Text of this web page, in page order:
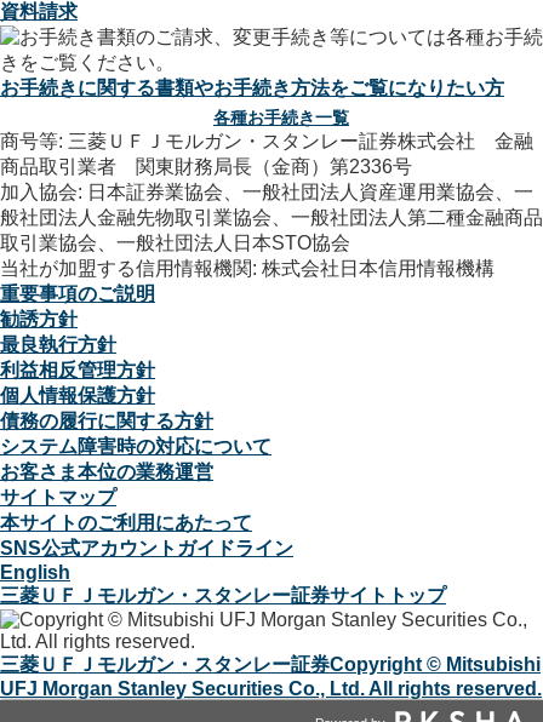
資料請求
お手続きに関する書類やお手続き方法をご覧になりたい方
各種お手続き一覧
商号等: 三菱ＵＦＪモルガン・スタンレー証券株式会社 金融
商品取引業者 関東財務局長（金商）第2336号
加入協会: 日本証券業協会、一般社団法人資産運用業協会、一
般社団法人金融先物取引業協会、一般社団法人第二種金融商品
取引業協会、一般社団法人日本STO協会
当社が加盟する信用情報機関: 株式会社日本信用情報機構
重要事項のご説明
勧誘方針
最良執行方針
利益相反管理方針
個人情報保護方針
債務の履行に関する方針
システム障害時の対応について
お客さま本位の業務運営
サイトマップ
本サイトのご利用にあたって
SNS公式アカウントガイドライン
English
三菱ＵＦＪモルガン・スタンレー証券サイトトップ
三菱ＵＦＪモルガン・スタンレー証券Copyright © Mitsubishi
UFJ Morgan Stanley Securities Co., Ltd. All rights reserved.